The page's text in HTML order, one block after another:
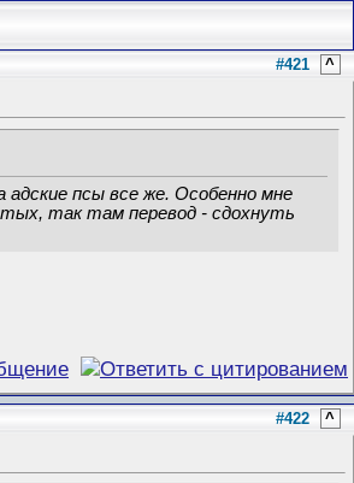
#421 ^
адские псы все же. Особенно мне
так там перевод - сдохнуть
#422 ^